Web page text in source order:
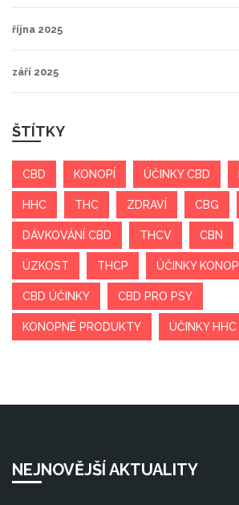
října 2025
září 2025
ŠTÍTKY
CBD KONOPÍ ÚČINKY CBD
HHC THC ZDRAVÍ CBG
DÁVKOVÁNÍ CBD THCV CBN
ÚZKOST THCP ÚČINKY KONOPÍ
CBD ÚČINKY CBD PRO PSY
KONOPNÉ PRODUKTY ÚČINKY HHC
NEJNOVĚJŠÍ AKTUALITY